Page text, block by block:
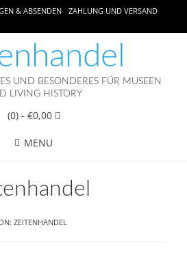
& ABSENDEN
ZAHLUNG UND VERSAND
UND BESONDERES FÜR MUSEEN
LIVING HISTORY
(0)- €0,00
MENU
ZEITENHANDEL